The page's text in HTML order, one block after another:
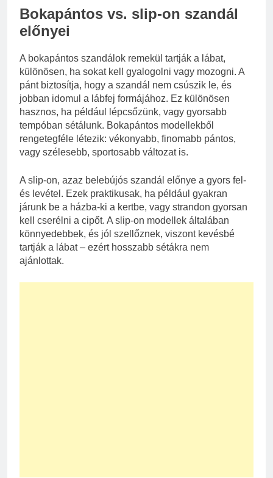
Bokapántos vs. slip-on szandál
előnyei
A bokapántos szandálok remekül tartják a lábat,
különösen, ha sokat kell gyalogolni vagy mozogni. A
pánt biztosítja, hogy a szandál nem csúszik le, és
jobban idomul a lábfej formájához. Ez különösen
hasznos, ha például lépcsőzünk, vagy gyorsabb
tempóban sétálunk. Bokapántos modellekből
rengetegféle létezik: vékonyabb, finomabb pántos,
vagy szélesebb, sportosabb változat is.
A slip-on, azaz belebújós szandál előnye a gyors fel-
és levétel. Ezek praktikusak, ha például gyakran
járunk be a házba-ki a kertbe, vagy strandon gyorsan
kell cserélni a cipőt. A slip-on modellek általában
könnyedebbek, és jól szellőznek, viszont kevésbé
tartják a lábat – ezért hosszabb sétákra nem
ajánlottak.